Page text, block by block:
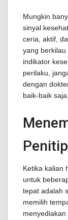
Mungkin
sinyal
ceria, aktif,
yang
indikator
perilaku,
dengan
baik-baik saja.
Ketika kalian
untuk
tepat adalah
memilih